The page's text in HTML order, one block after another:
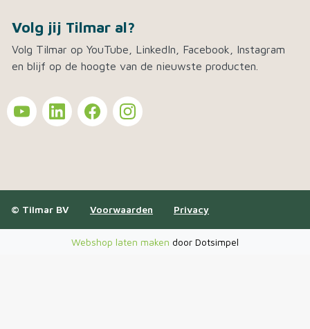
Volg jij Tilmar al?
Volg Tilmar op YouTube, LinkedIn, Facebook, Instagram
en blijf op de hoogte van de nieuwste producten.
© Tilmar BV Voorwaarden Privacy
Webshop laten maken door Dotsimpel